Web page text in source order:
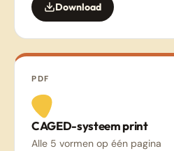
Download
PDF
CAGED-systeem print
Alle 5 vormen op één pagina